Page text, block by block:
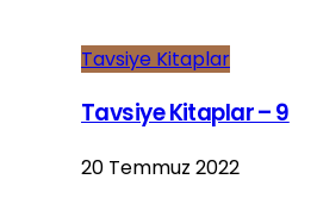
Tavsiye Kitaplar
Tavsiye Kitaplar – 9
20 Temmuz 2022